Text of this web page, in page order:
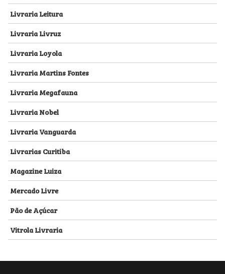
Livraria Leitura
Livraria Livruz
Livraria Loyola
Livraria Martins Fontes
Livraria Megafauna
Livraria Nobel
Livraria Vanguarda
Livrarias Curitiba
Magazine Luiza
Mercado Livre
Pão de Açúcar
Vitrola Livraria